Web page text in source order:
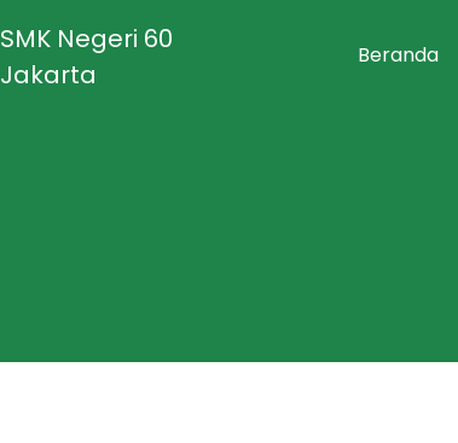
SMK Negeri 60
Jakarta
Beranda